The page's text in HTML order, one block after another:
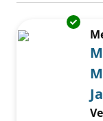
Zu den